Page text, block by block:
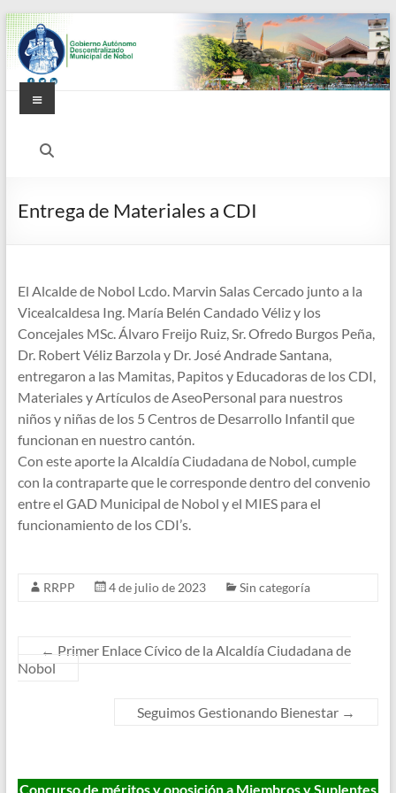
Saltar
al
contenido
Alcaldía
de
Menú
Entrega de Materiales a CDI
El Alcalde de Nobol Lcdo. Marvin Salas Cercado junto a la
Vicealcaldesa Ing. María Belén Candado Véliz y los
Concejales MSc. Álvaro Freijo Ruiz, Sr. Ofredo Burgos Peña,
Dr. Robert Véliz Barzola y Dr. José Andrade Santana,
entregaron a las Mamitas, Papitos y Educadoras de los CDI,
Materiales y Artículos de AseoPersonal para nuestros
niños y niñas de los 5 Centros de Desarrollo Infantil que
funcionan en nuestro cantón.
Con este aporte la Alcaldía Ciudadana de Nobol, cumple
con la contraparte que le corresponde dentro del convenio
entre el GAD Municipal de Nobol y el MIES para el
funcionamiento de los CDI’s.
RRPP 4 de julio de 2023 Sin categoría
← Primer Enlace Cívico de la Alcaldía Ciudadana de
Nobol
Seguimos Gestionando Bienestar →
Concurso de méritos y oposición a Miembros y Suplentes